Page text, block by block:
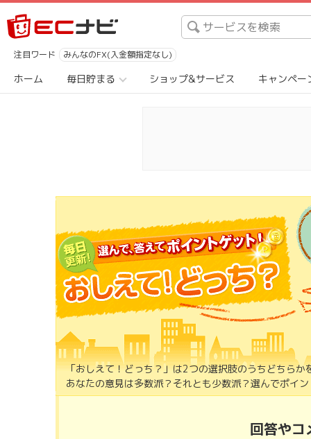
注目ワード みんなのFX(入金額指定なし)
ホーム 毎日貯まる ショップ&サービス キャンペー
「おしえて！どっち？」は2つの選択肢のうちどちら
あなたの意見は多数派？それとも少数派？選んでポイ
回答やコ